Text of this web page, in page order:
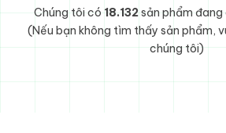
Chúng tôi có 18.132sản phẩm
(Nếu bạn không tìm thấy sản phẩm,
chúng tôi)